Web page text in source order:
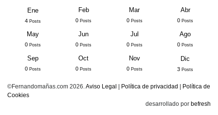
Ene
4 Posts
Feb
0 Posts
Mar
0 Posts
Abr
0 Posts
May
0 Posts
Jun
0 Posts
Jul
0 Posts
Ago
0 Posts
Sep
0 Posts
Oct
0 Posts
Nov
0 Posts
Dic
3 Posts
©Fernandomañas.com 2026.Aviso Legal Política de privacidad
Política de
Cookies
desarrollado por befresh